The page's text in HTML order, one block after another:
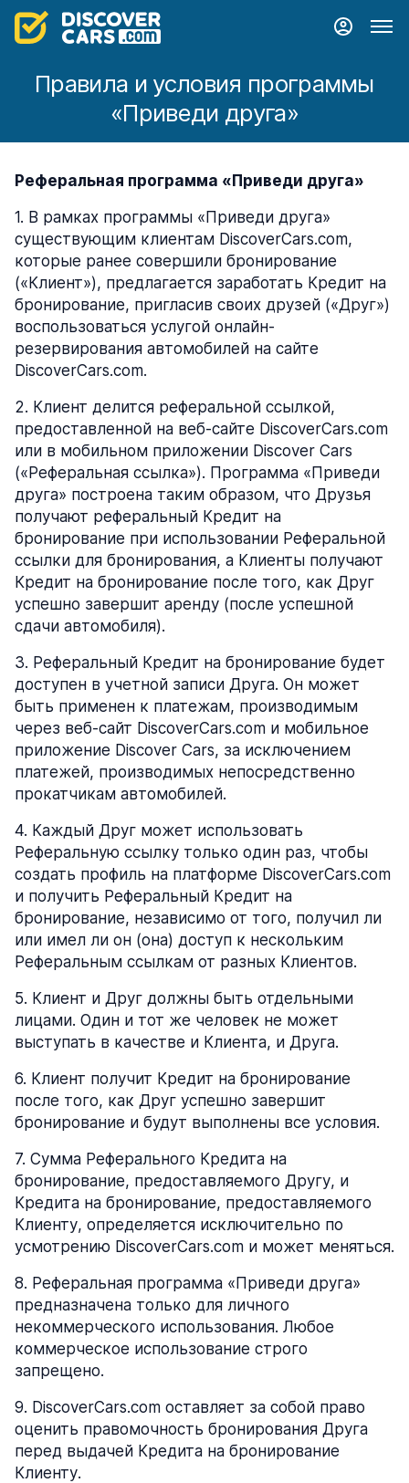
Правила и условия программы
«Приведи друга»
Реферальная программа «Приведи друга»
1. В рамках программы «Приведи друга»
существующим клиентам DiscoverCars.com,
которые ранее совершили бронирование
(«Клиент»), предлагается заработать Кредит на
бронирование, пригласив своих друзей («Друг»)
воспользоваться услугой онлайн-
резервирования автомобилей на сайте
DiscoverCars.com.
2. Клиент делится реферальной ссылкой,
предоставленной на веб-сайте DiscoverCars.com
или в мобильном приложении Discover Cars
(«Реферальная ссылка»). Программа «Приведи
друга» построена таким образом, что Друзья
получают реферальный Кредит на
бронирование при использовании Реферальной
ссылки для бронирования, а Клиенты получают
Кредит на бронирование после того, как Друг
успешно завершит аренду (после успешной
сдачи автомобиля).
3. Реферальный Кредит на бронирование будет
доступен в учетной записи Друга. Он может
быть применен к платежам, производимым
через веб-сайт DiscoverCars.com и мобильное
приложение Discover Cars, за исключением
платежей, производимых непосредственно
прокатчикам автомобилей.
4. Каждый Друг может использовать
Реферальную ссылку только один раз, чтобы
создать профиль на платформе DiscoverCars.com
и получить Реферальный Кредит на
бронирование, независимо от того, получил ли
или имел ли он (она) доступ к нескольким
Реферальным ссылкам от разных Клиентов.
5. Клиент и Друг должны быть отдельными
лицами. Один и тот же человек не может
выступать в качестве и Клиента, и Друга.
6. Клиент получит Кредит на бронирование
после того, как Друг успешно завершит
бронирование и будут выполнены все условия.
7. Сумма Реферального Кредита на
бронирование, предоставляемого Другу, и
Кредита на бронирование, предоставляемого
Клиенту, определяется исключительно по
усмотрению DiscoverCars.com и может меняться.
8. Реферальная программа «Приведи друга»
предназначена только для личного
некоммерческого использования. Любое
коммерческое использование строго
запрещено.
9. DiscoverCars.com оставляет за собой право
оценить правомочность бронирования Друга
перед выдачей Кредита на бронирование
Клиенту.